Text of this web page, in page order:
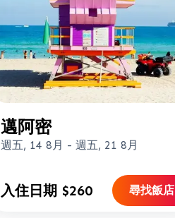
邁阿密
週五, 14 8月 - 週五, 21 8月
入住日期 $260 尋找飯店